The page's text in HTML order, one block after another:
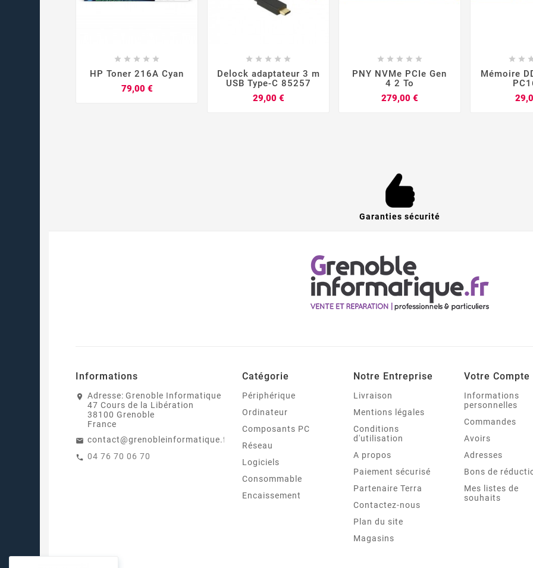
    
HP Toner 216A Cyan
79,00 €Prix
    
Delock adaptateur 3 m
USB Type-C 85257
29,00 €Prix
    
PNY NVMe PCIe Gen
4 2 To
279,00 €Prix
 
Mémoire
Garanties sécurité
Informations
Adresse: Grenoble Informatique
47 Cours de la Libération
38100 Grenoble
France
contact@grenobleinformatique.fr
04 76 70 06 70
Catégorie
Périphérique
Ordinateur
Composants PC
Réseau
Logiciels
Consommable
Encaissement
Notre Entreprise
Livraison
Mentions légales
Conditions
d'utilisation
A propos
Paiement sécurisé
Partenaire Terra
Contactez-nous
Plan du site
Magasins
Votre Compte
Informations
personnelles
Commandes
Avoirs
Adresses
Bons de
Mes listes de
souhaits